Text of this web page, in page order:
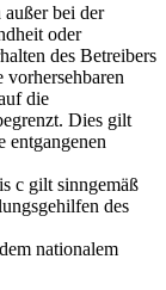
bei der
oder
des Betreibers
vorhersehbaren
die
Dies gilt
entgangenen
c gilt sinngemäß
des
nationalem